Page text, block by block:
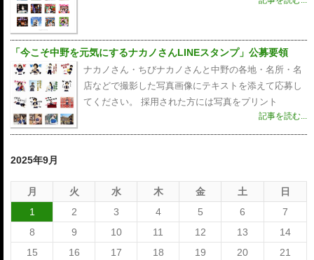
「今こそ中野を元気にするナカノさんLINEスタンプ」公募要領
ナカノさん・ちびナカノさんと中野の各地・名所・名
店などで撮影した写真画像にテキストを添えて応募し
てください。 採用された方には写真をプリント
記事を読む...
2025年9月
月 火 水 木 金 土
日
1
2 3 4 5 6
7
8
9 10 11 12 13
14
15
16 17 18 19 20
21